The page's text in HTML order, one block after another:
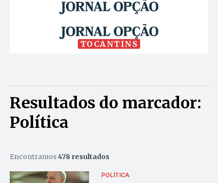
TOCANTINS
Resultados do marcador:
Política
Encontramos478 resultados
POLÍTICA